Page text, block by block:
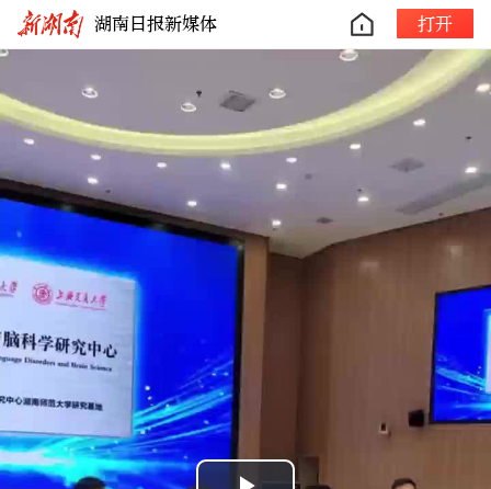
湖南日报新媒体 打开